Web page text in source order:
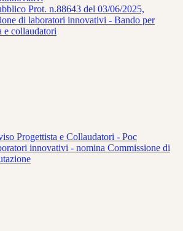
Prot. n.88643 del 03/06/2025,
di laboratori innovativi - Bando per
e collaudatori
Progettista e Collaudatori - Poc
innovativi - nomina Commissione di